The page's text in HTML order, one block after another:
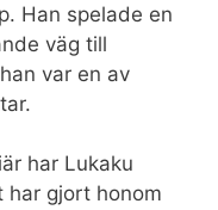
Han spelade en
väg till
var en av
har Lukaku
har gjort honom